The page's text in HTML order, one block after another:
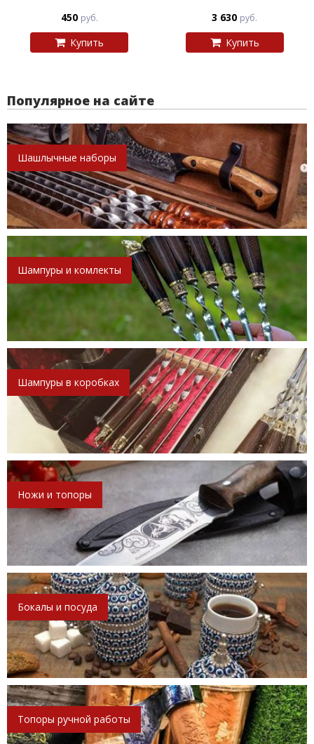
450 руб.
Купить
3 630 руб.
Купить
Популярное на сайте
Шашлычные наборы
Шампуры и комлекты
Шампуры в коробках
Ножи и топоры
Бокалы и посуда
Топоры ручной работы